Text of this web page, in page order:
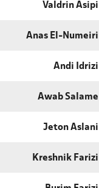
Valdrin Asipi
Anas El-Numeiri
Andi Idrizi
Awab Salame
Jeton Aslani
Kreshnik Farizi